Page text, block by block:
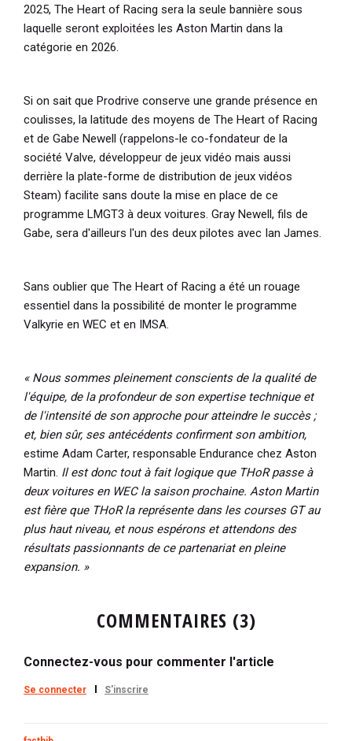
2025, The Heart of Racing sera la seule bannière sous
laquelle seront exploitées les Aston Martin dans la
catégorie en 2026.
Si on sait que Prodrive conserve une grande présence en
coulisses, la latitude des moyens de The Heart of Racing
et de Gabe Newell (rappelons-le co-fondateur de la
société Valve, développeur de jeux vidéo mais aussi
derrière la plate-forme de distribution de jeux vidéos
Steam) facilite sans doute la mise en place de ce
programme LMGT3 à deux voitures. Gray Newell, fils de
Gabe, sera d'ailleurs l'un des deux pilotes avec Ian James.
Sans oublier que The Heart of Racing a été un rouage
essentiel dans la possibilité de monter le programme
Valkyrie en WEC et en IMSA.
« Nous sommes pleinement conscients de la qualité de
l'équipe, de la profondeur de son expertise technique et
de l'intensité de son approche pour atteindre le succès ;
et, bien sûr, ses antécédents confirment son ambition,
estime Adam Carter, responsable Endurance chez Aston
Martin. Il est donc tout à fait logique que THoR passe à
deux voitures en WEC la saison prochaine. Aston Martin
est fière que THoR la représente dans les courses GT au
plus haut niveau, et nous espérons et attendons des
résultats passionnants de ce partenariat en pleine
expansion. »
COMMENTAIRES (3)
Connectez-vous pour commenter l'article
Se connecter S'inscrire